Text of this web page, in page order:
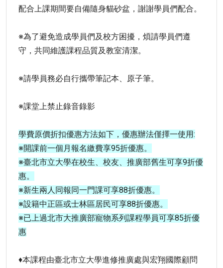
配合上課期間要自備隨身貓砂盆，謝謝學員們配合。
※為了避免造成學員們及校方困擾，煩請學員們遵
守，共同維護課程品質及教室清潔。
※請學員務必自行攜帶筆記本、原子筆。
※課堂上禁止錄音錄影
學費原價折扣優惠方法如下，優惠辦法僅擇一使用:
※開課前一個月報名繳費享95折優惠。
※臺北市立大學在校生、校友、推廣部舊生可享9折優
惠。
※新生兩人同報同一門課可享88折優惠。
※設籍中正區或士林區居民可享88折優惠。
※已上過北市大推廣部寵物系列課程學員可享85折優
惠
♦本課程由臺北市立大學進修推廣處與宏翔國際顧問